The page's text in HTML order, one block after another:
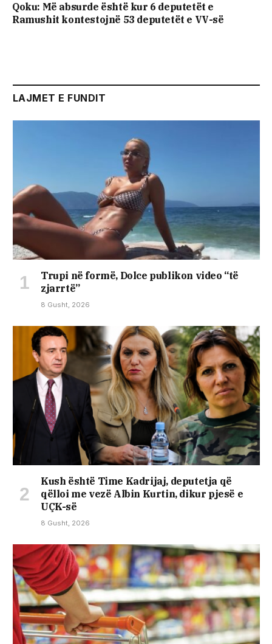
Qoku: Më absurde është kur 6 deputetët e
Ramushit kontestojnë 53 deputetët e VV-së
LAJMET E FUNDIT
Trupi në formë, Dolce publikon video “të
zjarrtë”
8 Gusht, 2026
Kush është Time Kadrijaj, deputetja që
qëlloi me vezë Albin Kurtin, dikur pjesë e
UÇK-së
8 Gusht, 2026